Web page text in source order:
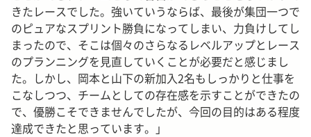
きたレースでした。強いていうならば、最後が集団一つで
のピュアなスプリント勝負になってしまい、力負けしてし
まったので、そこは個々のさらなるレベルアップとレース
のプランニングを見直していくことが必要だと感じまし
た。しかし、岡本と山下の新加入2名もしっかりと仕事を
こなしつつ、チームとしての存在感を示すことができたの
で、優勝こそできませんでしたが、今回の目的はある程度
達成できたと思っています。」